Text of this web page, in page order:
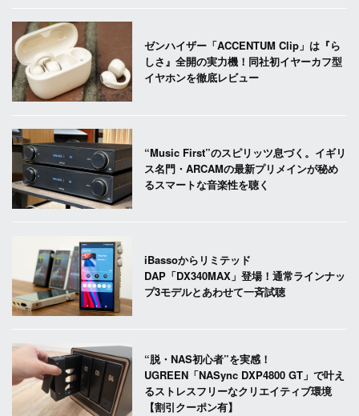
ゼンハイザー「ACCENTUM Clip」は『ら
しさ』全開の実力機！同社初イヤーカフ型
イヤホンを徹底レビュー
“Music First”のスピリッツ息づく。イギリ
ス名門・ARCAMの最新プリメインが秘め
るスマートな音楽性を聴く
iBassoからリミテッド
DAP「DX340MAX」登場！通常ラインナッ
プ3モデルとあわせて一斉試聴
“脱・NAS初心者”を実感！
UGREEN「NASync DXP4800 GT」で叶え
るストレスフリーなクリエイティブ環境
【割引クーポン有】